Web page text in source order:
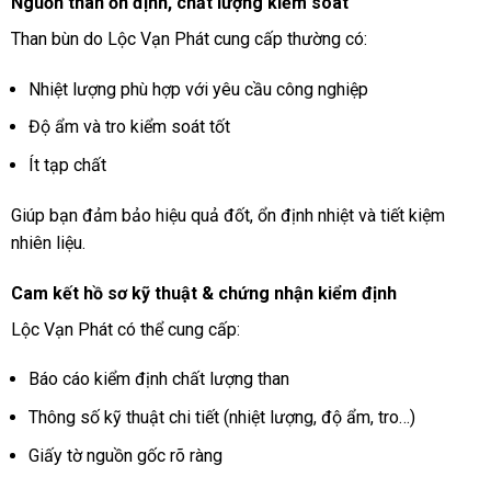
Than bùn do Lộc Vạn Phát cung cấp thường có:
Nhiệt lượng phù hợp với yêu cầu công nghiệp
Độ ẩm và tro kiểm soát tốt
Ít tạp chất
Giúp bạn đảm bảo hiệu quả đốt, ổn định nhiệt và tiết kiệm
nhiên liệu.
Cam kết hồ sơ kỹ thuật & chứng nhận kiểm định
Lộc Vạn Phát có thể cung cấp:
Báo cáo kiểm định chất lượng than
Thông số kỹ thuật chi tiết (nhiệt lượng, độ ẩm, tro…)
Giấy tờ nguồn gốc rõ ràng